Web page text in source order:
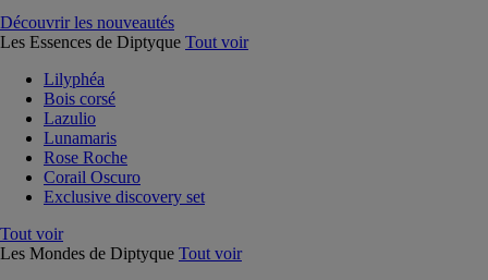
Découvrir les nouveautés
Les Essences de Diptyque Tout voir
Lilyphéa
Bois corsé
Lazulio
Lunamaris
Rose Roche
Corail Oscuro
Exclusive discovery set
Tout voir
Les Mondes de Diptyque Tout voir